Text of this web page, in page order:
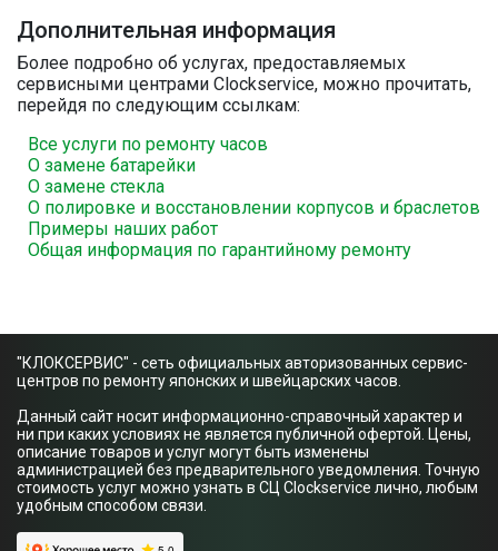
Дополнительная информация
Более подробно об услугах, предоставляемых
сервисными центрами Clockservice, можно прочитать,
перейдя по следующим ссылкам:
Все услуги по ремонту часов
О замене батарейки
О замене стекла
О полировке и восстановлении корпусов и браслетов
Примеры наших работ
Общая информация по гарантийному ремонту
"КЛОКСЕРВИС" - сеть официальных авторизованных сервис-
центров по ремонту японских и швейцарских часов.
Данный сайт носит информационно-справочный характер и
ни при каких условиях не является публичной офертой. Цены,
описание товаров и услуг могут быть изменены
администрацией без предварительного уведомления. Точную
стоимость услуг можно узнать в СЦ Clockservice лично, любым
удобным способом связи.